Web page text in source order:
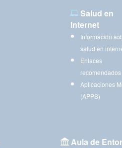
Salud en
Internet
Información
salud en
Enlaces
recomendados
Aplicaciones
(APPS)
Aula de